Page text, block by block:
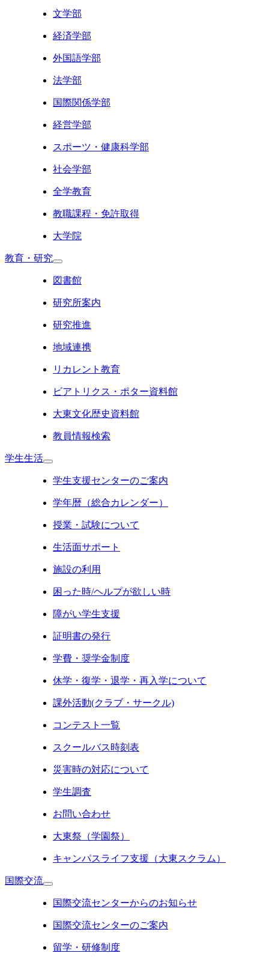
文学部
経済学部
外国語学部
法学部
国際関係学部
経営学部
スポーツ・健康科学部
社会学部
全学教育
教職課程・免許取得
大学院
教育・研究
図書館
研究所案内
研究推進
地域連携
リカレント教育
ビアトリクス・ポター資料館
大東文化歴史資料館
教員情報検索
学生生活
学生支援センターのご案内
学年暦（総合カレンダー）
授業・試験について
生活面サポート
施設の利用
困った時/ヘルプが欲しい時
障がい学生支援
証明書の発行
学費・奨学金制度
休学・復学・退学・再入学について
課外活動(クラブ・サークル)
コンテスト一覧
スクールバス時刻表
災害時の対応について
学生調査
お問い合わせ
大東祭（学園祭）
キャンパスライフ支援（大東スクラム）
国際交流
国際交流センターからのお知らせ
国際交流センターのご案内
留学・研修制度